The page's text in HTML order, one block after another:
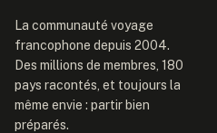
La communauté voyage
francophone depuis 2004.
Des millions de membres, 180
pays racontés, et toujours la
même envie : partir bien
préparés.